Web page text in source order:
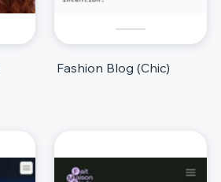
Fashion Blog (Chic)